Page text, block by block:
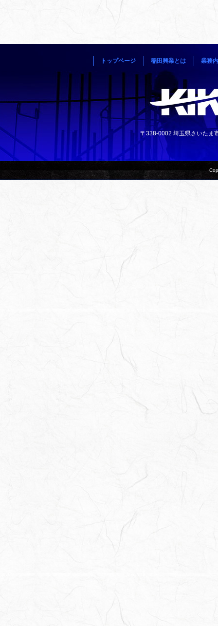
トップページ 稲田興業とは 業務
〒338-0002 埼玉県さいた